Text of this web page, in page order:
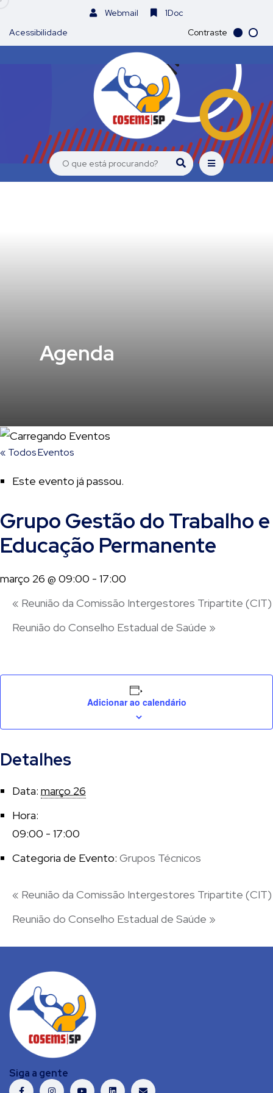
Webmail
1Doc
Acessibilidade
Contraste
Agenda
« Todos Eventos
Este evento já passou.
Grupo Gestão do Trabalho e
Educação Permanente
março 26 @ 09:00 - 17:00
« Reunião da Comissão Intergestores Tripartite (CIT)
Reunião do Conselho Estadual de Saúde »
Adicionar ao calendário
Detalhes
Data: março 26
Hora:
09:00 - 17:00
Categoria de Evento: Grupos Técnicos
« Reunião da Comissão Intergestores Tripartite (CIT)
Reunião do Conselho Estadual de Saúde »
Siga a gente